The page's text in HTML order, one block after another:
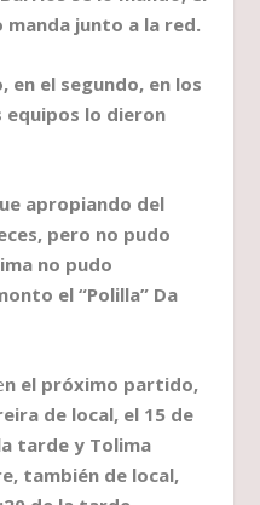
manda junto a la red.
el segundo, en los
lo dieron
apropiando del
pero no pudo
no pudo
el “Polilla” Da
n el próximo partido,
de local, el 15 de
tarde y Tolima
también de local,